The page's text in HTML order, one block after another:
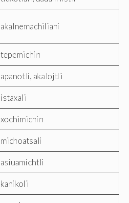
akalnemachiliani
tepemichin
apanotli, akalojtli
istaxali
xochimichin
michoatsali
asiuamichtli
kanikoli